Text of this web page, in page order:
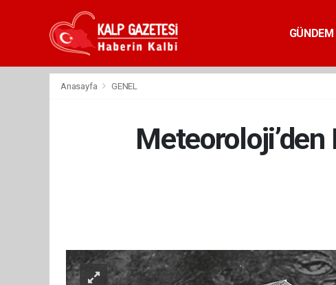
GÜNDEM
Anasayfa GENEL
Meteoroloji’den